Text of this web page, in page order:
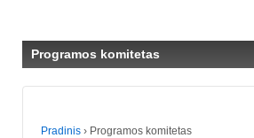
Programos komitetas
Pradinis › Programos komitetas